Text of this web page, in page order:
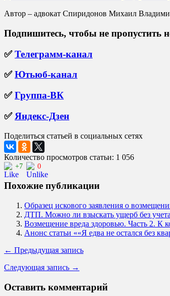
Автор – адвокат Спиридонов Михаил
Подпишитесь, чтобы не пропустить
✅Телеграмм-канал
✅Ютьюб-канал
✅Группа-ВК
✅ Яндекс-Дзен
Поделиться статьей в социальных сетях
Количество просмотров статьи: 1 056
+7 0
Похожие публикации
Образец искового заявления о
ДТП. Можно ли взыскать ущерб без
Возмещение вреда здоровью. Часть 2. К
Анонс статьи ««Я едва не остался без
← Предыдущая запись
Следующая запись →
Оставить комментарий